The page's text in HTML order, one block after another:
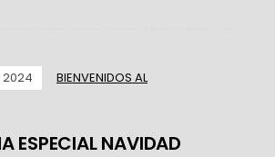
BIENVENIDOS AL
ESPECIAL NAVIDAD